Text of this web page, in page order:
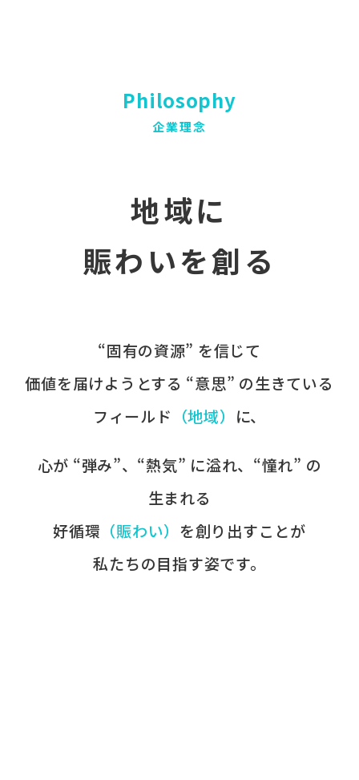
Philosophy
企業理念
地域に
賑わいを創る
“固有の​資源” を​信じて
価値を​届けようとする​ “意思” の​生きている
フィールド ​（地域） に、​
心が​ “弾み”、​“熱気” に​溢れ、​“憧れ” の​
生まれる
好循環 ​（賑わい） を​創り出すことが
​私たちの​目指す姿です。​